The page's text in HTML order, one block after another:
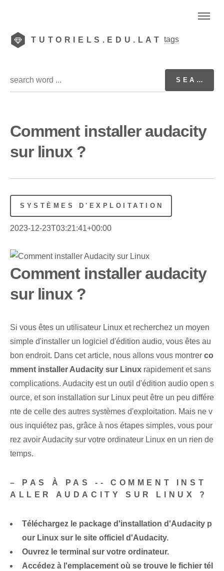
TUTORIELS.EDU.LAT tags
Comment installer audacity
sur linux ?
SYSTÈMES D'EXPLOITATION
2023-12-23T03:21:41+00:00
Comment installer audacity
sur linux ?
Si vous êtes un utilisateur Linux et recherchez un moyen
simple d'installer un logiciel d'édition audio, vous êtes au
bon endroit. Dans cet article, nous allons vous montrer co
mment installer Audacity sur Linux rapidement et sans
complications. Audacity est un outil d'édition audio open s
ource, et son installation sur Linux peut être un peu différe
nte de celle des autres systèmes d'exploitation. Mais ne v
ous inquiétez pas, grâce à nos étapes simples, vous pour
rez avoir Audacity sur votre ordinateur Linux en un rien de
temps.
– PAS À PAS -- COMMENT INST
ALLER AUDACITY SUR LINUX ?
Téléchargez le package d'installation d'Audacity p
our Linux sur le site officiel d'Audacity.
Ouvrez le terminal sur votre ordinateur.
Accédez à l'emplacement où se trouve le fichier tél